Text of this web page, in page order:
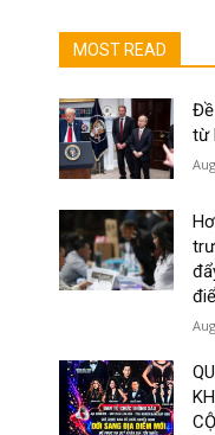
MOST READ
từ